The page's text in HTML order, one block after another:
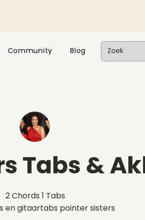
Community Blog
Tabs &
2 Chords 1 Tabs
en gitaartabs pointer sisters